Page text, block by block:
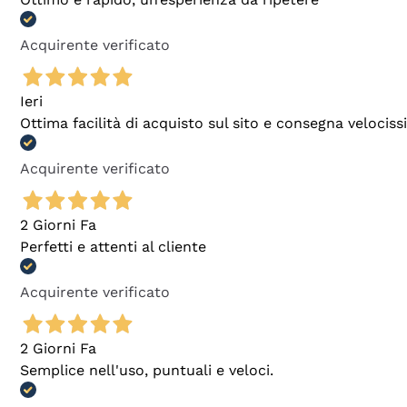
Acquirente verificato
Ieri
Ottima facilità di acquisto sul sito e consegna
Acquirente verificato
2 Giorni Fa
Perfetti e attenti al cliente
Acquirente verificato
2 Giorni Fa
Semplice nell'uso, puntuali e veloci.